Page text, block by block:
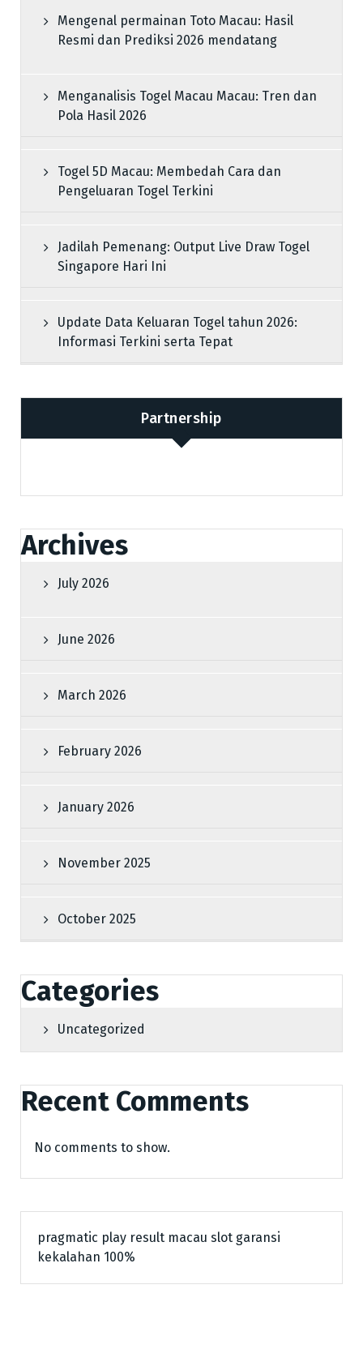
Mengenal permainan Toto Macau: Hasil
Resmi dan Prediksi 2026 mendatang
Menganalisis Togel Macau Macau: Tren dan
Pola Hasil 2026
Togel 5D Macau: Membedah Cara dan
Pengeluaran Togel Terkini
Jadilah Pemenang: Output Live Draw Togel
Singapore Hari Ini
Update Data Keluaran Togel tahun 2026:
Informasi Terkini serta Tepat
Partnership
Archives
July 2026
June 2026
March 2026
February 2026
January 2026
November 2025
October 2025
Categories
Uncategorized
Recent Comments
No comments to show.
pragmatic play result macau slot garansi
kekalahan 100%